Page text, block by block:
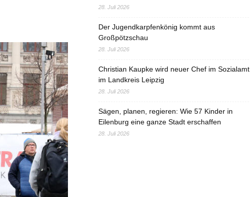
28. Juli 2026
Der Jugendkarpfenkönig kommt aus
Großpötzschau
28. Juli 2026
Christian Kaupke wird neuer Chef im Sozialamt
im Landkreis Leipzig
28. Juli 2026
Sägen, planen, regieren: Wie 57 Kinder in
Eilenburg eine ganze Stadt erschaffen
28. Juli 2026